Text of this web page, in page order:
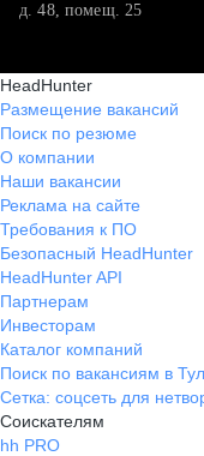
д. 48, помещ. 25
HeadHunter
Размещение вакансий
Поиск по резюме
О компании
Наши вакансии
Реклама на сайте
Требования к ПО
Безопасный HeadHunter
HeadHunter API
Партнерам
Инвесторам
Каталог компаний
Поиск по вакансиям в
Сетка: соцсеть для
Соискателям
hh PRO